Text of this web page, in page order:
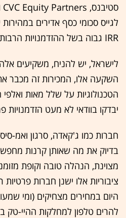
לגייס סכומי כסף אדירים
IRR גבוה בשל ההזדמנויות הרבות שיש כיום בשוק.
לישראל, יש להניח, משקיעים אלה
השקעה אלו, המכירות זה מכבר
הטכנולוגיות על שלל מאות
יבדקו בוודאי לא מעט הזדמנויות
חברות כמו ג'קאדה, סרגון ואמ-
בדיוק את מה שאותן קרנות
מצוינת, הנהלה טובה וקופת
ציבוריות אלו ישנן חברות
היום במחירים מצחיקים (ומי
להרים טלפון למחלקות ההיי-טק